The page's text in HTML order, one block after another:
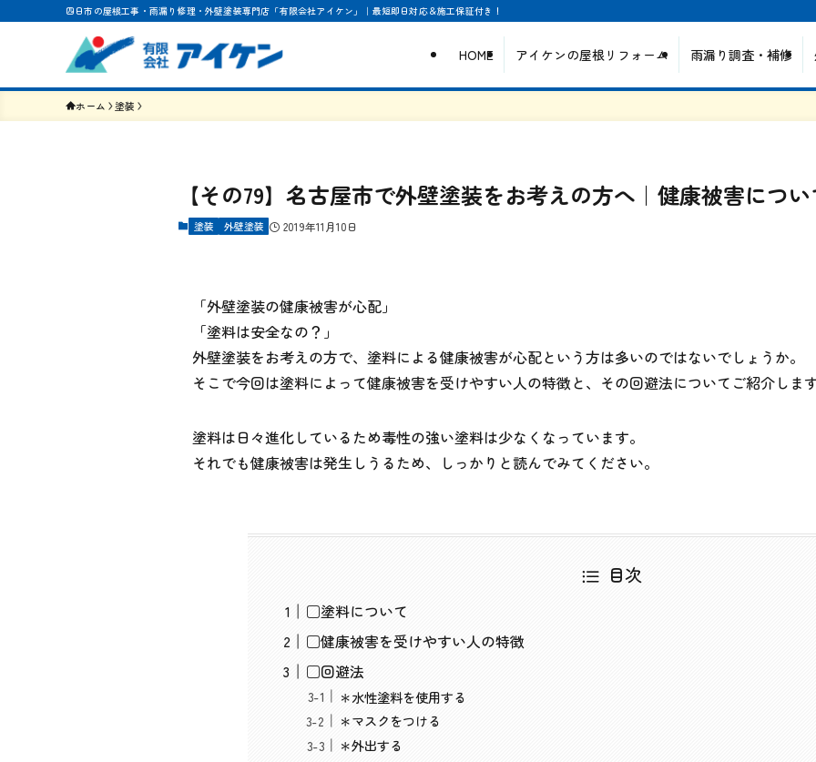
四日市の屋根工事・雨漏り修理・外壁塗装専門店「有限会社アイケン」｜最短即日対応＆施工保証付き！
HOME アイケンの屋根リフォーム 雨漏り調査・補修
ホーム 塗装
【その79】名古屋市で外壁塗装をお考えの方へ｜健康被害につ
塗装 外壁塗装 2019年11月10日
「外壁塗装の健康被害が心配」
「塗料は安全なの？」
外壁塗装をお考えの方で、塗料による健康被害が心配という方は多いのではないでしょうか。
そこで今回は塗料によって健康被害を受けやすい人の特徴と、その回避法についてご紹介します
塗料は日々進化しているため毒性の強い塗料は少なくなっています。
それでも健康被害は発生しうるため、しっかりと読んでみてください。
目次
□塗料について
□健康被害を受けやすい人の特徴
□回避法
＊水性塗料を使用する
＊マスクをつける
＊外出する